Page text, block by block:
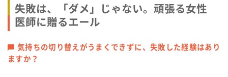
失敗は、「ダメ」じゃない。頑張る女性
医師に贈るエール
気持ちの切り替えがうまくできずに、失敗した経験はあり
ますか？